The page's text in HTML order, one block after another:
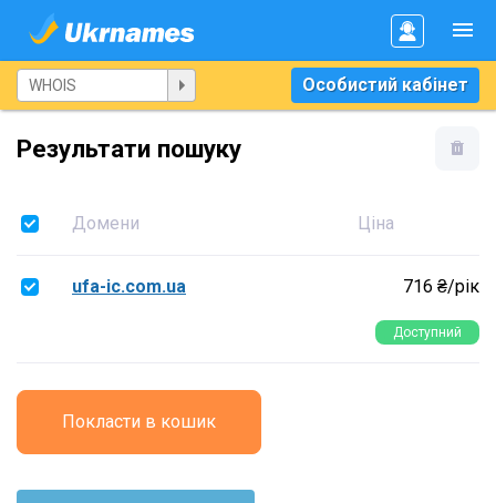
Особистий кабінет
Результати пошуку
Домени Ціна
ufa-ic.com.ua 716 ₴/рік
Доступний
Покласти в кошик